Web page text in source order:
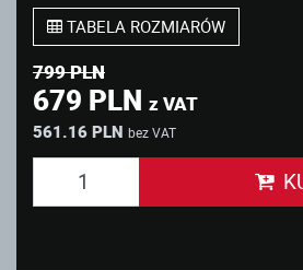
TABELA ROZMIARÓW
799 PLN
679 PLN z VAT
561.16 PLN bez VAT